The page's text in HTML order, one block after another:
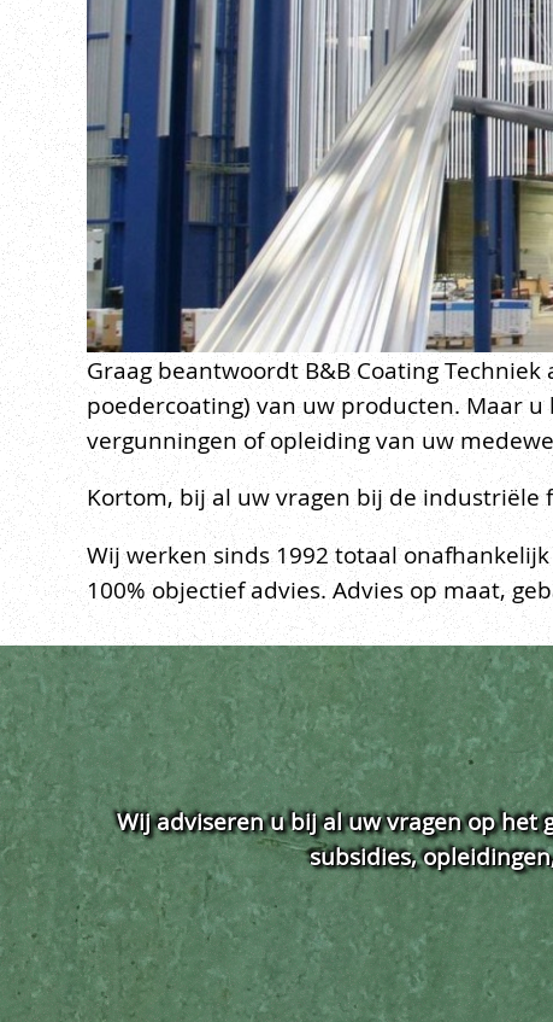
Graag beantwoordt B&B Coating
poedercoating) van uw producten. Maar
vergunningen of opleiding van uw
Kortom, bij al uw vragen bij de
Wij werken sinds 1992 totaal
100% objectief advies. Advies op maat,
Wij adviseren u bij al uw vragen op het
subsidies,